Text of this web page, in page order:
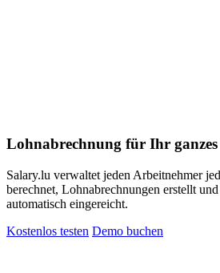
Lohnabrechnung für Ihr
Salary.lu verwaltet jeden Arbeitnehmer
berechnet, Lohnabrechnungen erstellt
automatisch eingereicht.
Kostenlos testen Demo buchen